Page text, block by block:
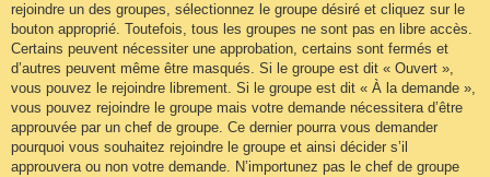
rejoindre un des groupes, sélectionnez le groupe désiré et cliquez sur le
bouton approprié. Toutefois, tous les groupes ne sont pas en libre accès.
Certains peuvent nécessiter une approbation, certains sont fermés et
d’autres peuvent même être masqués. Si le groupe est dit « Ouvert »,
vous pouvez le rejoindre librement. Si le groupe est dit « À la demande »,
vous pouvez rejoindre le groupe mais votre demande nécessitera d’être
approuvée par un chef de groupe. Ce dernier pourra vous demander
pourquoi vous souhaitez rejoindre le groupe et ainsi décider s’il
approuvera ou non votre demande. N’importunez pas le chef de groupe